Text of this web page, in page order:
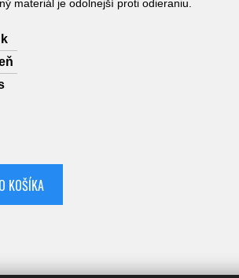
materiál je odolnejší proti odieraniu.
KOŠÍKA